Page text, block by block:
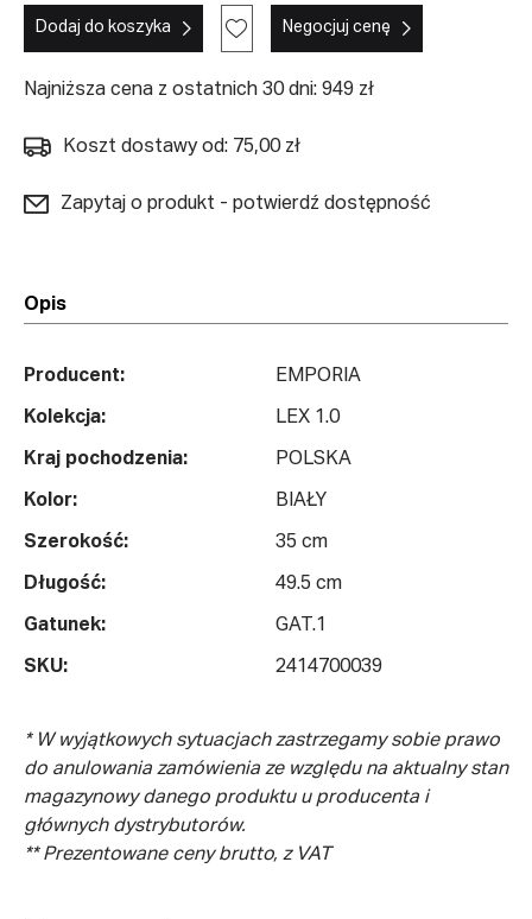
Dodaj do koszyka Negocjuj cenę
Najniższa cena z ostatnich 30 dni: 949 zł
Koszt dostawy od: 75,00 zł
Zapytaj o produkt - potwierdź dostępność
Opis
Producent: EMPORIA
Kolekcja: LEX 1.0
Kraj pochodzenia: POLSKA
Kolor: BIAŁY
Szerokość: 35 cm
Długość: 49.5 cm
Gatunek: GAT.1
SKU: 2414700039
* W wyjątkowych sytuacjach zastrzegamy sobie prawo
do anulowania zamówienia ze względu na aktualny stan
magazynowy danego produktu u producenta i
głównych dystrybutorów.
** Prezentowane ceny brutto, z VAT